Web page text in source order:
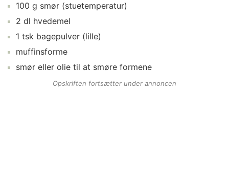
100 g smør (stuetemperatur)
2 dl hvedemel
1 tsk bagepulver (lille)
muffinsforme
smør eller olie til at smøre formene
Opskriften fortsætter under annoncen